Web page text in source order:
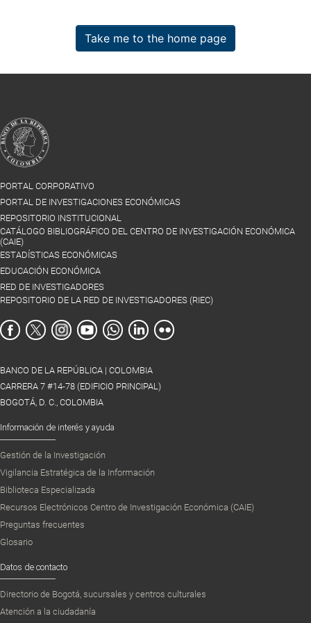
Take me to the home page
PORTAL CORPORATIVO
PORTAL DE INVESTIGACIONES ECONÓMICAS
REPOSITORIO INSTITUCIONAL
CATÁLOGO BIBLIOGRÁFICO DEL CENTRO DE INVESTIGACIÓN ECONÓMICA
(CAIE)
ESTADÍSTICAS ECONÓMICAS
EDUCACIÓN ECONÓMICA
RED DE INVESTIGADORES
REPOSITORIO DE LA RED DE INVESTIGADORES (RIEC)
BANCO DE LA REPÚBLICA | COLOMBIA
CARRERA 7 #14-78 (EDIFICIO PRINCIPAL)
BOGOTÁ, D. C., COLOMBIA
Información de interés y ayuda
Gestión de la Investigación
Vigilancia Estratégica de la Información
Biblioteca Especializada
Recursos Electrónicos Centro de Investigación Económica (CAIE)
Preguntas frecuentes
Glosario
Datos de contacto
Directorio de Bogotá, sucursales y centros culturales
Atención a la ciudadanía